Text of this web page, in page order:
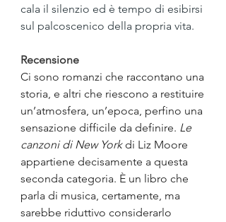
cala il silenzio ed è tempo di esibirsi
sul palcoscenico della propria vita.
Recensione
Ci sono romanzi che raccontano una
storia, e altri che riescono a restituire
un’atmosfera, un’epoca, perfino una
sensazione difficile da definire. Le
canzoni di New York di Liz Moore
appartiene decisamente a questa
seconda categoria. È un libro che
parla di musica, certamente, ma
sarebbe riduttivo considerarlo